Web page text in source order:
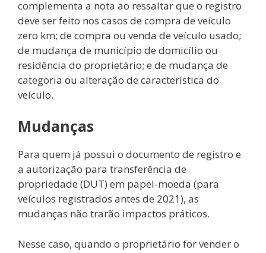
complementa a nota ao ressaltar que o registro
deve ser feito nos casos de compra de veículo
zero km; de compra ou venda de veículo usado;
de mudança de município de domicílio ou
residência do proprietário; e de mudança de
categoria ou alteração de característica do
veículo.
Mudanças
Para quem já possui o documento de registro e
a autorização para transferência de
propriedade (DUT) em papel-moeda (para
veículos registrados antes de 2021), as
mudanças não trarão impactos práticos.
Nesse caso, quando o proprietário for vender o